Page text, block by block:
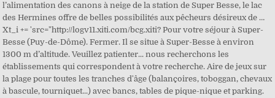
l’alimentation des canons à neige de la station de Super Besse, le lac
des Hermines offre de belles possibilités aux pêcheurs désireux de …
Xt_i += 'src="http://logv11.xiti.com/bcg.xiti? Pour votre séjour à Super-
Besse (Puy-de-Dôme). Fermer. Il se situe à Super-Besse à environ
1300 m d’altitude. Veuillez patienter... nous recherchons les
établissements qui correspondent à votre recherche. Aire de jeux sur
la plage pour toutes les tranches d'âge (balançoires, toboggan, chevaux
à bascule, tourniquet...) avec bancs, tables de pique-nique et parking.